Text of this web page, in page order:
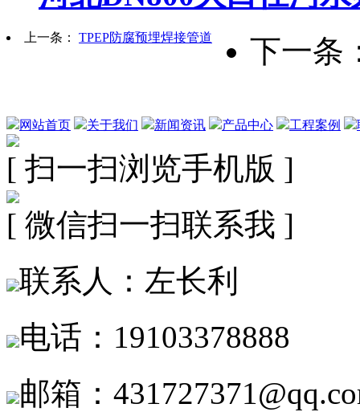
上一条： TPEP防腐预埋焊接管道 下一条
网站首页 关于我们 新闻资讯 产品中心 工程案例
[ 扫一扫浏览手机版 ]
[ 微信扫一扫联系我 ]
联系人：左长利
电话：19103378888
邮箱：